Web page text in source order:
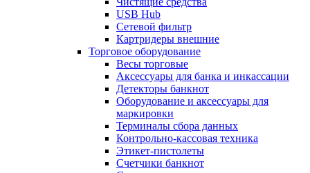
USB Hub
Сетевой фильтр
Картридеры внешние
Торговое оборудование
Весы торговые
Аксессуары для банка и инкассации
Детекторы банкнот
Оборудование и аксессуары для
маркировки
Терминалы сбора данных
Контрольно-кассовая техника
Этикет-пистолеты
Счетчики банкнот